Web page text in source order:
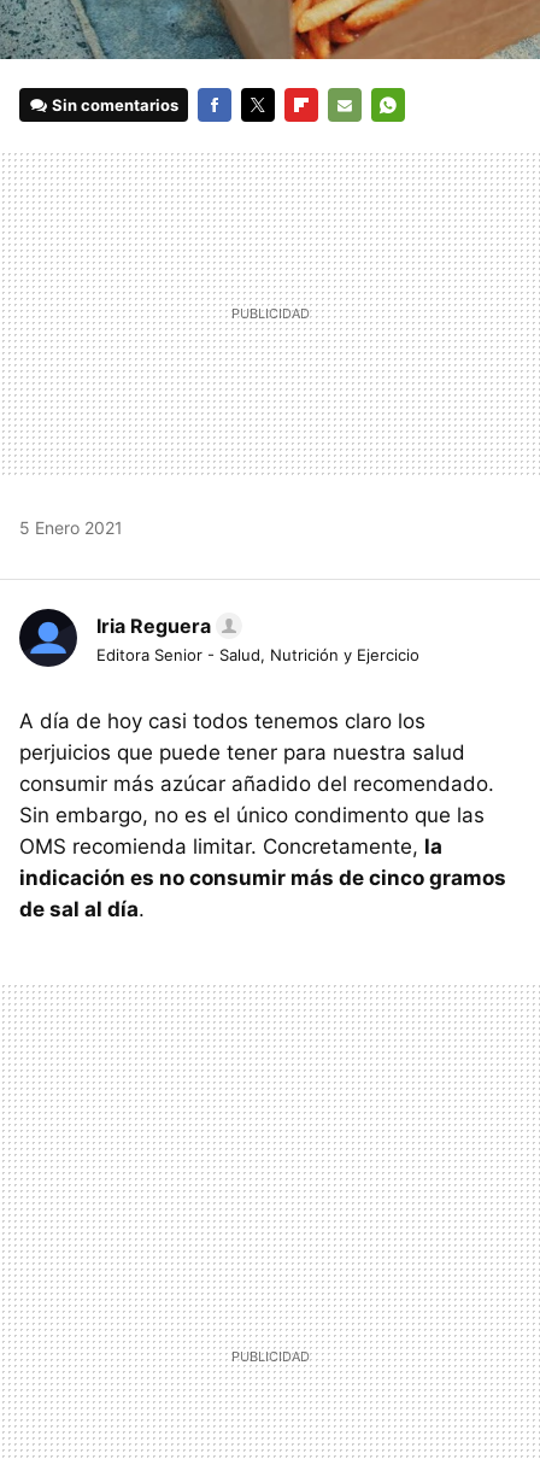
Sin comentarios
MAIL
5 Enero 2021
Iria Reguera
Editora Senior - Salud, Nutrición y Ejercicio
A día de hoy casi todos tenemos claro los
perjuicios que puede tener para nuestra salud
consumir más azúcar añadido del recomendado.
Sin embargo, no es el único condimento que las
OMS recomienda limitar. Concretamente, la
indicación es no consumir más de cinco gramos
de sal al día.